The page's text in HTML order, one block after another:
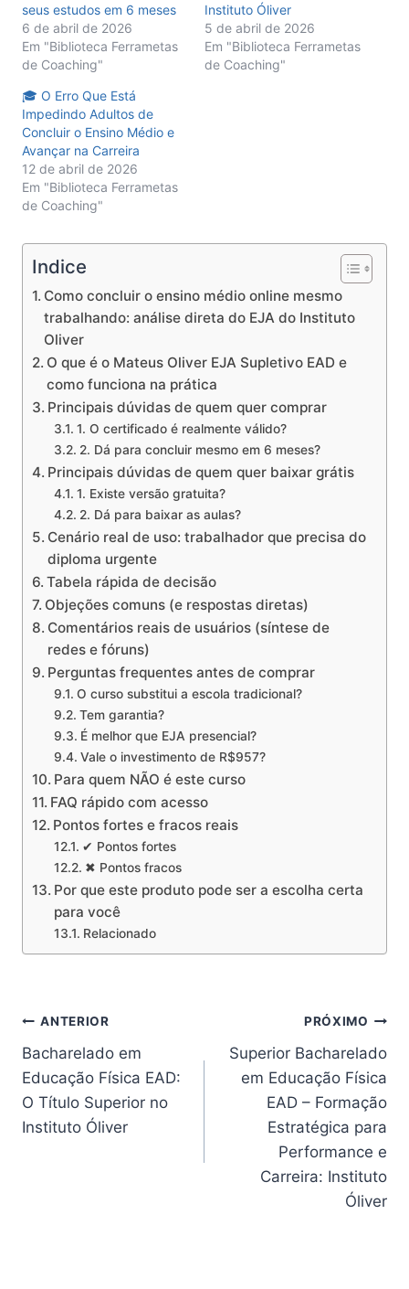
seus estudos em 6 meses
6 de abril de 2026
Em "Biblioteca Ferrametas
de Coaching"
Instituto Óliver
5 de abril de 2026
Em "Biblioteca Ferrametas
de Coaching"
🎓 O Erro Que Está
Impedindo Adultos de
Concluir o Ensino Médio e
Avançar na Carreira
12 de abril de 2026
Em "Biblioteca Ferrametas
de Coaching"
Indice
Como concluir o ensino médio online mesmo
trabalhando: análise direta do EJA do Instituto
Oliver
O que é o Mateus Oliver EJA Supletivo EAD e
como funciona na prática
Principais dúvidas de quem quer comprar
1. O certificado é realmente válido?
2. Dá para concluir mesmo em 6 meses?
Principais dúvidas de quem quer baixar grátis
1. Existe versão gratuita?
2. Dá para baixar as aulas?
Cenário real de uso: trabalhador que precisa do
diploma urgente
Tabela rápida de decisão
Objeções comuns (e respostas diretas)
Comentários reais de usuários (síntese de
redes e fóruns)
Perguntas frequentes antes de comprar
O curso substitui a escola tradicional?
Tem garantia?
É melhor que EJA presencial?
Vale o investimento de R$957?
Para quem NÃO é este curso
FAQ rápido com acesso
Pontos fortes e fracos reais
✔ Pontos fortes
✖ Pontos fracos
Por que este produto pode ser a escolha certa
para você
Relacionado
Navegação
de
Post
ANTERIOR
Bacharelado em
Educação Física EAD:
O Título Superior no
Instituto Óliver
PRÓXIMO
Superior Bacharelado
em Educação Física
EAD – Formação
Estratégica para
Performance e
Carreira: Instituto
Óliver